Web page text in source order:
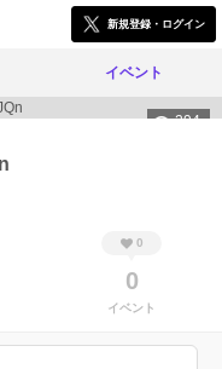
新規登録・ログイン
イベント
294
0
0
イベント